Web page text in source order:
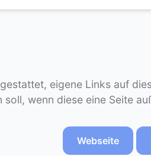
eigene Links auf
soll, wenn diese eine Seite
Webseite